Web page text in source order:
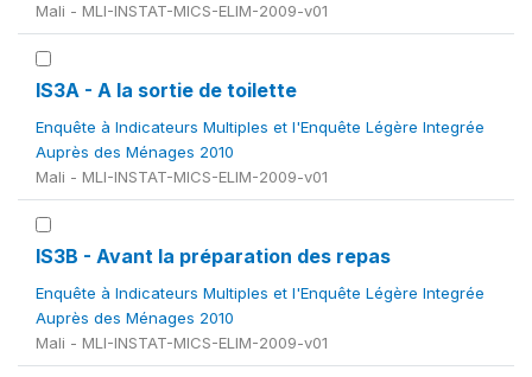
Mali - MLI-INSTAT-MICS-ELIM-2009-v01
IS3A - A la sortie de toilette
Enquête à Indicateurs Multiples et l'Enquête Légère Integrée
Auprès des Ménages 2010
Mali - MLI-INSTAT-MICS-ELIM-2009-v01
IS3B - Avant la préparation des repas
Enquête à Indicateurs Multiples et l'Enquête Légère Integrée
Auprès des Ménages 2010
Mali - MLI-INSTAT-MICS-ELIM-2009-v01